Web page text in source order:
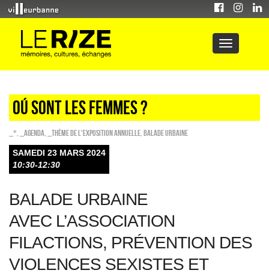
OÚ SONT LES FEMMES ?
_* _Agenda _Thème de l'exposition annuelle Balade urbaine
SAMEDI 23 MARS 2024
10:30-12:30
BALADE URBAINE
AVEC L’ASSOCIATION
FILACTIONS, PRÉVENTION DES
VIOLENCES SEXISTES ET